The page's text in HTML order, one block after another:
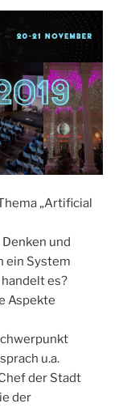
„Artificial
und
ein System
es?
Aspekte
u.a.
der Stadt
der